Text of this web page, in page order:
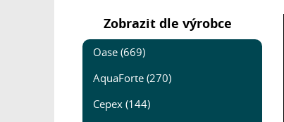
Zobrazit dle výrobce
Oase (669)
AquaForte (270)
Cepex (144)